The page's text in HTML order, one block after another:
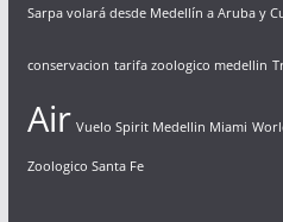
Sarpa volará desde Medellín a Aruba y
conservacion tarifa zoologico medellin
Air Vuelo Spirit Medellin Miami
Zoologico Santa Fe